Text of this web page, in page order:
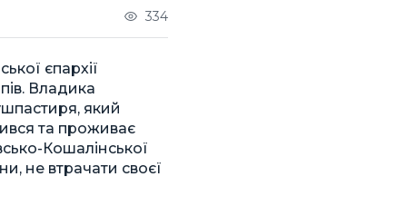
334
єпархії
Владика
який
та проживає
Кошалінської
не втрачати своєї